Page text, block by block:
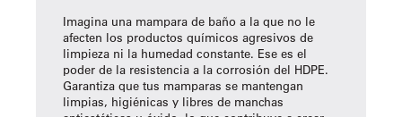
Imagina una mampara de baño a la que no le
afecten los productos químicos agresivos de
limpieza ni la humedad constante. Ese es el
poder de la resistencia a la corrosión del HDPE.
Garantiza que tus mamparas se mantengan
limpias, higiénicas y libres de manchas